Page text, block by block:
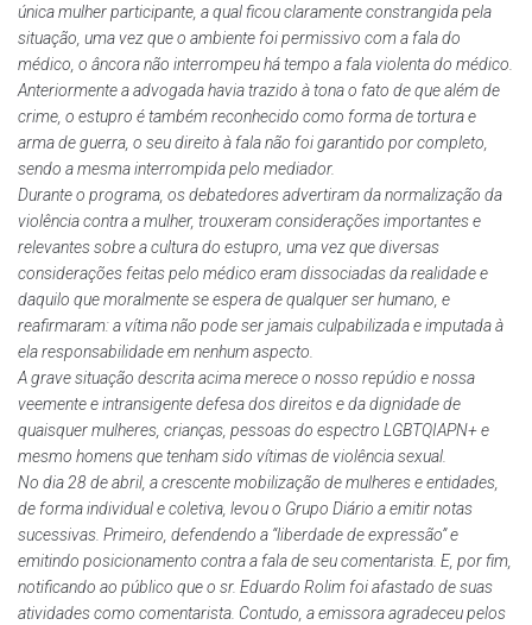
única mulher participante, a qual ficou claramente constrangida pela
situação, uma vez que o ambiente foi permissivo com a fala do
médico, o âncora não interrompeu há tempo a fala violenta do médico.
Anteriormente a advogada havia trazido à tona o fato de que além de
crime, o estupro é também reconhecido como forma de tortura e
arma de guerra, o seu direito à fala não foi garantido por completo,
sendo a mesma interrompida pelo mediador.
Durante o programa, os debatedores advertiram da normalização da
violência contra a mulher, trouxeram considerações importantes e
relevantes sobre a cultura do estupro, uma vez que diversas
considerações feitas pelo médico eram dissociadas da realidade e
daquilo que moralmente se espera de qualquer ser humano, e
reafirmaram: a vítima não pode ser jamais culpabilizada e imputada à
ela responsabilidade em nenhum aspecto.
A grave situação descrita acima merece o nosso repúdio e nossa
veemente e intransigente defesa dos direitos e da dignidade de
quaisquer mulheres, crianças, pessoas do espectro LGBTQIAPN+ e
mesmo homens que tenham sido vítimas de violência sexual.
No dia 28 de abril, a crescente mobilização de mulheres e entidades,
de forma individual e coletiva, levou o Grupo Diário a emitir notas
sucessivas. Primeiro, defendendo a “liberdade de expressão” e
emitindo posicionamento contra a fala de seu comentarista. E, por fim,
notificando ao público que o sr. Eduardo Rolim foi afastado de suas
atividades como comentarista. Contudo, a emissora agradeceu pelos